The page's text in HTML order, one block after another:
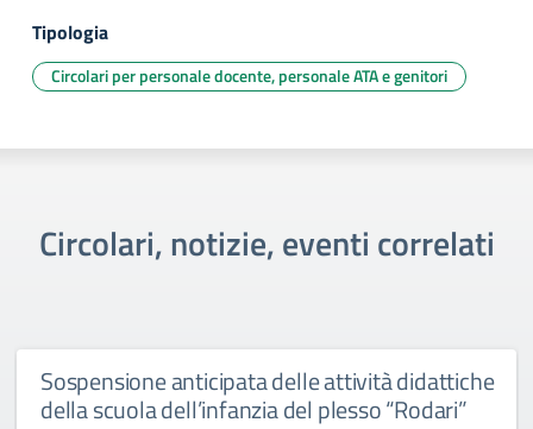
Tipologia
Circolari per personale docente, personale ATA e genitori
Circolari, notizie, eventi correlati
Sospensione anticipata delle attività didattiche
della scuola dell’infanzia del plesso “Rodari”